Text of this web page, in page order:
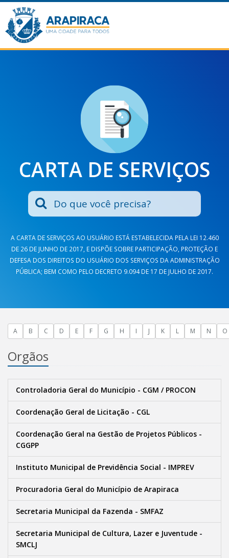
CARTA DE SERVIÇOS
A CARTA DE SERVIÇOS AO USUÁRIO ESTÁ ESTABELECIDA PELA LEI 12.460
DE 26 DE JUNHO DE 2017, E DISPÕE SOBRE PARTICIPAÇÃO, PROTEÇÃO E
DEFESA DOS DIREITOS DO USUÁRIO DOS SERVIÇOS DA ADMINISTRAÇÃO
PÚBLICA; BEM COMO PELO DECRETO 9.094 DE 17 DE JULHO DE 2017.
A B C D E F G H I J K L M N O
Orgãos
Controladoria Geral do Município - CGM / PROCON
Coordenação Geral de Licitação - CGL
Coordenação Geral na Gestão de Projetos Públicos -
CGGPP
Instituto Municipal de Previdência Social - IMPREV
Procuradoria Geral do Município de Arapiraca
Secretaria Municipal da Fazenda - SMFAZ
Secretaria Municipal de Cultura, Lazer e Juventude -
SMCLJ